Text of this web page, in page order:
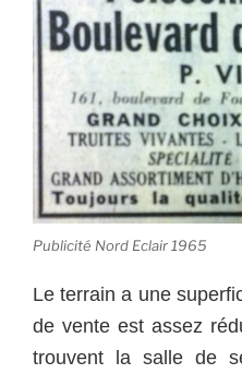
Publicité Nord Eclair 1965
Le terrain a une
de vente est assez
trouvent la salle de